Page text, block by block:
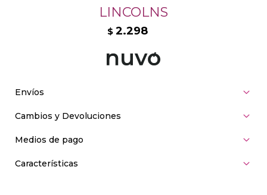
LINCOLNS
$ 2.298
Envíos
Cambios y Devoluciones
Medios de pago
Características